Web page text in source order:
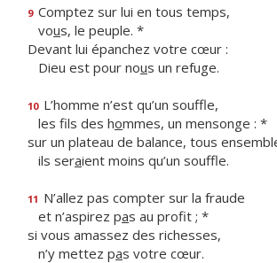
9 Comptez sur lui en tous temps,
vous, le peuple. *
Devant lui épanchez votre cœur :
Dieu est pour nous un refuge.
10 L’homme n’est qu’un souffle,
les fils des hommes, un mensonge : *
sur un plateau de balance, tous
ils seraient moins qu’un souffle.
11 N’allez pas compter sur la fraude
et n’aspirez pas au profit ; *
si vous amassez des richesses,
n’y mettez pas votre cœur.